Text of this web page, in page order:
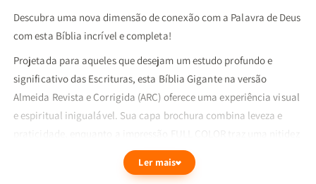
Descubra uma nova dimensão de conexão com a Palavra de Deus
com esta Bíblia incrível e completa!
Projetada para aqueles que desejam um estudo profundo e
significativo das Escrituras, esta Bíblia Gigante na versão
Almeida Revista e Corrigida (ARC) oferece uma experiência visual
e espiritual inigualável. Sua capa brochura combina leveza e
praticidade, enquanto a impressão FULL COLOR traz uma nitidez
surpreendente, proporcionando uma leitura clara e emocionante.
Por que adquirir esta Bíblia?
Ler mais